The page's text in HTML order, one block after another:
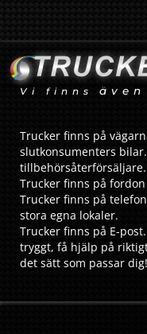
Vi finns även
Trucker finns på
slutkonsumenters
tillbehörsåterförsäljare.
Trucker finns på
Trucker finns på
stora egna lokaler.
Trucker finns på E-
tryggt, få hjälp på
det sätt som passar dig!